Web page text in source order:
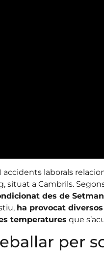
accidents laborals
situat a Cambrils.
des de
ha provocat
temperatures que
per